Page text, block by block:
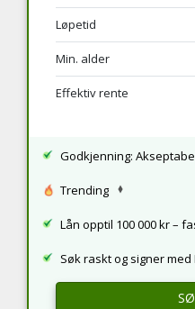
Løpetid
Min. alder
Effektiv rente
Godkjenning:
Trending
Lån opptil 100 000 kr –
Søk raskt og signer med